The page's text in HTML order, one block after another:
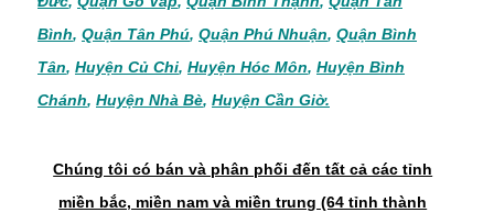
Bình, Quận Tân Phú, Quận Phú Nhuận, Quận Bình
Tân, Huyện Củ Chi, Huyện Hóc Môn, Huyện Bình
Chánh, Huyện Nhà Bè, Huyện Cần Giờ.
Chúng tôi có bán và phân phối đến tất cả các tỉnh
miền bắc, miền nam và miền trung (64 tỉnh thành